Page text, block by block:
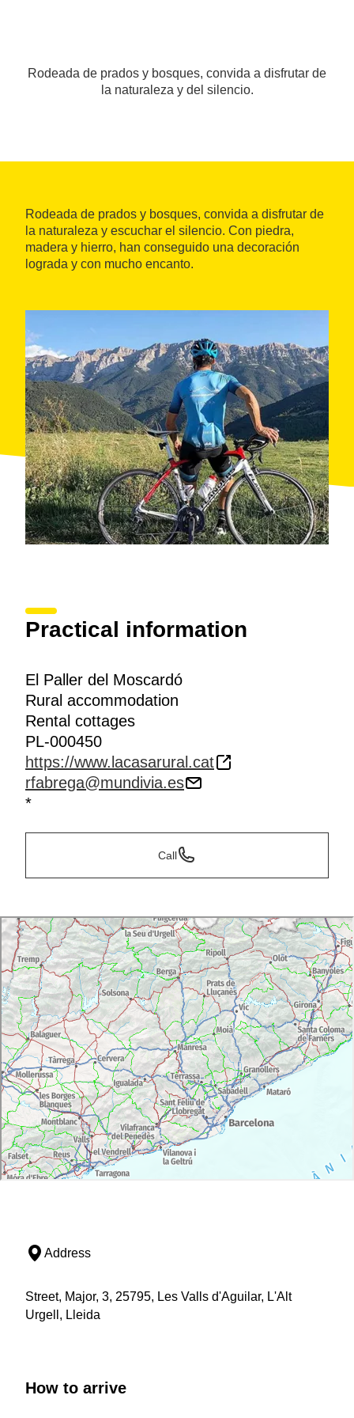
Rodeada de prados y bosques, convida a disfrutar de
la naturaleza y del silencio.
Rodeada de prados y bosques, convida a disfrutar de
la naturaleza y escuchar el silencio. Con piedra,
madera y hierro, han conseguido una decoración
lograda y con mucho encanto.
Practical information
El Paller del Moscardó
Rural accommodation
Rental cottages
PL-000450
https://www.lacasarural.cat
rfabrega@mundivia.es
*
Call
Address
Street, Major, 3, 25795, Les Valls d'Aguilar, L'Alt
Urgell, Lleida
How to arrive